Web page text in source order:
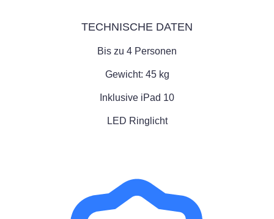
TECHNISCHE DATEN
Bis zu 4 Personen
Gewicht: 45 kg
Inklusive iPad 10
LED Ringlicht